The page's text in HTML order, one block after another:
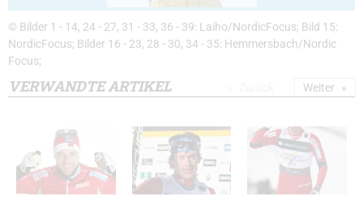
© Bilder 1 - 14, 24 - 27, 31 - 33, 36 - 39: Laiho/NordicFocus; Bild 15:
NordicFocus; Bilder 16 - 23, 28 - 30, 34 - 35: Hemmersbach/Nordic
Focus;
VERWANDTE ARTIKEL Weiter